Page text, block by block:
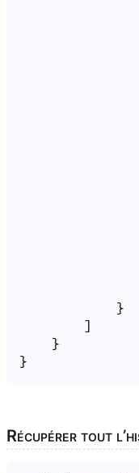
}
]
}
}
Récupérer tout